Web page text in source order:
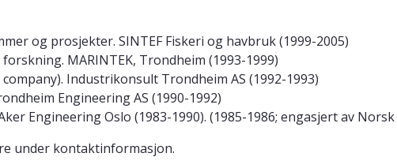
og prosjekter. SINTEF Fiskeri og havbruk (1999-2005)
MARINTEK, Trondheim (1993-1999)
Industrikonsult Trondheim AS (1992-1993)
Engineering AS (1990-1992)
Engineering Oslo (1983-1990). (1985-1986; engasjert av
under kontaktinformasjon.